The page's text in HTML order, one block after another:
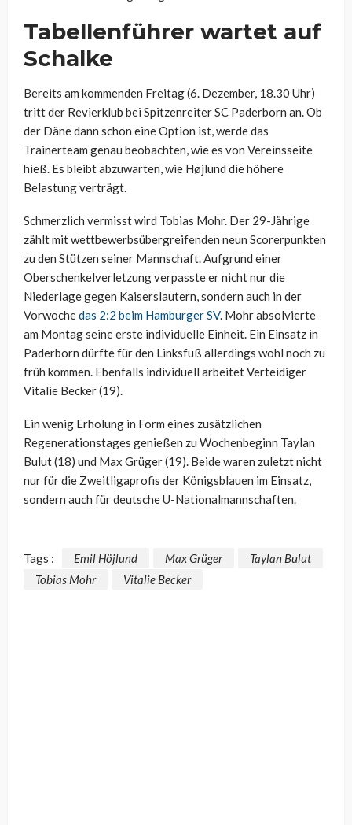
Tabellenführer wartet auf
Schalke
Bereits am kommenden Freitag (6. Dezember, 18.30 Uhr)
tritt der Revierklub bei Spitzenreiter SC Paderborn an. Ob
der Däne dann schon eine Option ist, werde das
Trainerteam genau beobachten, wie es von Vereinsseite
hieß. Es bleibt abzuwarten, wie Højlund die höhere
Belastung verträgt.
Schmerzlich vermisst wird Tobias Mohr. Der 29-Jährige
zählt mit wettbewerbsübergreifenden neun Scorerpunkten
zu den Stützen seiner Mannschaft. Aufgrund einer
Oberschenkelverletzung verpasste er nicht nur die
Niederlage gegen Kaiserslautern, sondern auch in der
Vorwochedas 2:2 beim Hamburger SV. Mohr absolvierte
am Montag seine erste individuelle Einheit. Ein Einsatz in
Paderborn dürfte für den Linksfuß allerdings wohl noch zu
früh kommen. Ebenfalls individuell arbeitet Verteidiger
Vitalie Becker (19).
Ein wenig Erholung in Form eines zusätzlichen
Regenerationstages genießen zu Wochenbeginn Taylan
Bulut (18) und Max Grüger (19). Beide waren zuletzt nicht
nur für die Zweitligaprofis der Königsblauen im Einsatz,
sondern auch für deutsche U-Nationalmannschaften.
Tags : Emil Höjlund Max Grüger
Taylan Bulut
Tobias Mohr
Vitalie Becker